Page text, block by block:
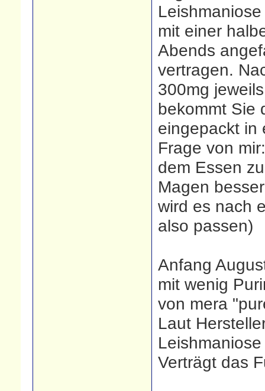
mit einer
Abends
vertragen.
300mg
bekommt Sie
eingepackt in
Frage von
dem Essen
Magen
wird es nach
also passen)
Anfang
mit wenig
von mera
Laut
Verträgt das